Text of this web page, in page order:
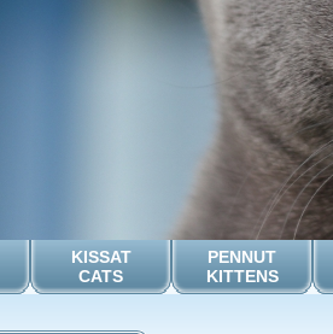
KISSAT
CATS
PENNUT
KITTENS